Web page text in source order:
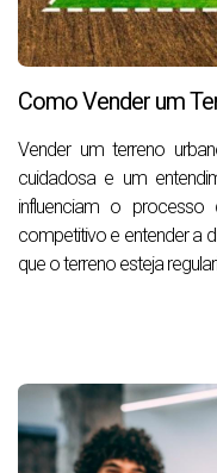
Como Vender um
Vender um terreno
cuidadosa e um
influenciam o
competitivo e entender a
que o terreno esteja